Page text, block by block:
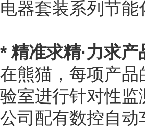
电器套装系列节
* 精准求精·力求
在熊猫，每项产
验室进行针对性
公司配有数控自